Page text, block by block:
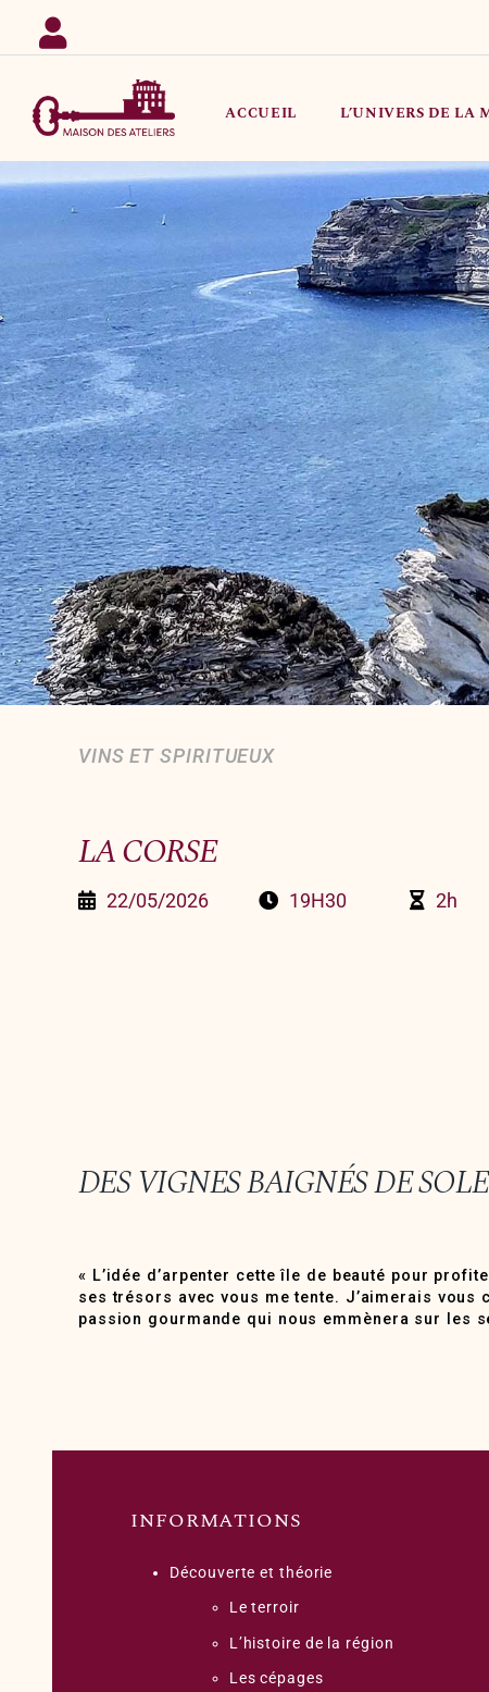
Passer
contenu
ACCUEIL L’UNIVERS DE LA
VINS ET SPIRITUEUX
LA CORSE
22/05/2026 19H30 2h
DES VIGNES BAIGNÉS DE
« L’idée d’arpenter cette île de beauté pour
ses trésors avec vous me tente. J’aimerais vous
passion gourmande qui nous emmènera sur les
baignés de soleil qui surplombent la
INFORMATIONS
Découverte et théorie
Le terroir
L’histoire de la région
Les cépages